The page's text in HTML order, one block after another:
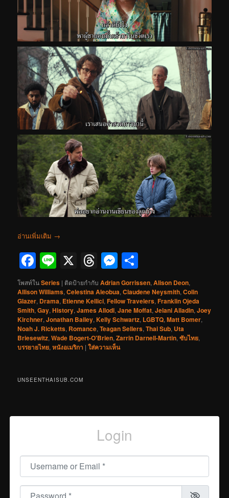
อ่านเพิ่มเติม →
Facebook
Line
X Threads
Messenger
โพสท์ในSeries | ติดป้ายกำกับ Adrian Gorrissen,Alison Deon,
Allison Williams,Celestina Aleobua,Claudene Neysmith,Colin
Glazer, Drama, Etienne Kellici,Fellow Travelers,Franklin Ojeda
Smith,Gay,History,James Allodi,Jane Moffat,Jelani Alladin,Joey
Kirchner,Jonathan Bailey,Kelly Schwartz, LGBTQ,Matt Bomer,
Noah J. Ricketts, Romance,Teagan Sellers,Thai Sub, Uta
Briesewitz,Wade Bogert-O'Brien,Zarrin Darnell-Martin,ซับไทย,
บรรยายไทย,หนังอเมริกา |ใส่ความเห็น
UNSEENTHAISUB.COM
Login
Username or Email
Password